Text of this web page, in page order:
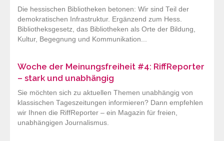
Die hessischen Bibliotheken betonen: Wir sind Teil der
demokratischen Infrastruktur. Ergänzend zum Hess.
Bibliotheksgesetz, das Bibliotheken als Orte der Bildung,
Kultur, Begegnung und Kommunikation...
Woche der Meinungsfreiheit #4: RiffReporter
– stark und unabhängig
Sie möchten sich zu aktuellen Themen unabhängig von
klassischen Tageszeitungen informieren? Dann empfehlen
wir Ihnen die RiffReporter – ein Magazin für freien,
unabhängigen Journalismus.